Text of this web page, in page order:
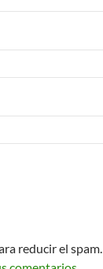
reducir el spam.